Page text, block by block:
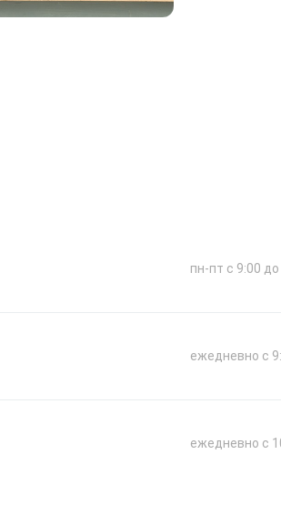
пн-пт с 9:00
ежедневно с
ежедневно с